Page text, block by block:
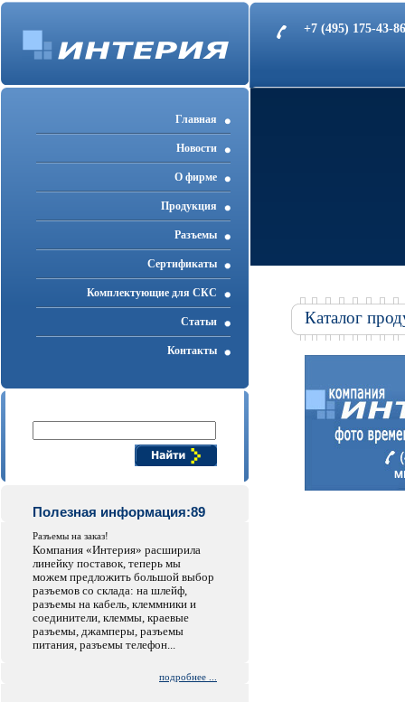
+7 (495) 175-43-
Главная
Новости
О фирме
Продукция
Разъемы
Cертификаты
Комплектующие для СКС
Статьи
Контакты
Полезная информация:89
Разъемы на заказ!
Компания «Интерия» расширила
линейку поставок, теперь мы
можем предложить большой выбор
разъемов со склада: на шлейф,
разъемы на кабель, клеммники и
соединители, клеммы, краевые
разъемы, джамперы, разъемы
питания, разъемы телефон...
подробнее ...
Каталог